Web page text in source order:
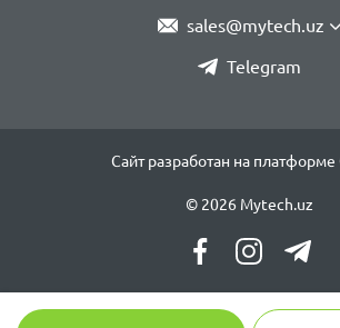
sales@mytech.uz
Telegram
Сайт разработан на платформе
© 2026 Mytech.uz